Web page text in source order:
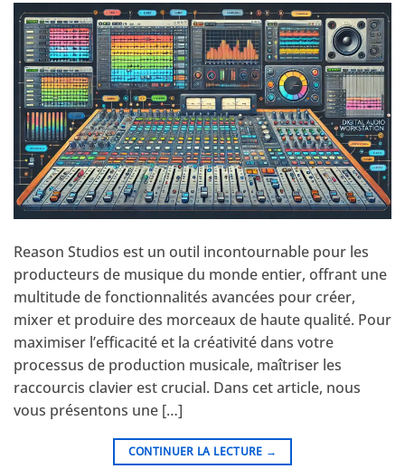
Reason Studios est un outil incontournable pour les
producteurs de musique du monde entier, offrant une
multitude de fonctionnalités avancées pour créer,
mixer et produire des morceaux de haute qualité. Pour
maximiser l’efficacité et la créativité dans votre
processus de production musicale, maîtriser les
raccourcis clavier est crucial. Dans cet article, nous
vous présentons une […]
CONTINUER LA LECTURE →